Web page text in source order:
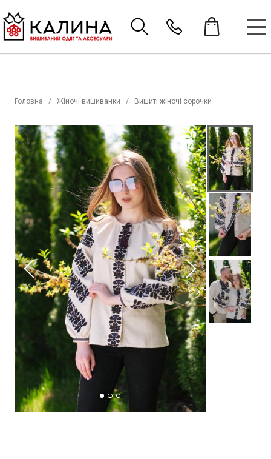
Головна Жіночі вишиванки Вишиті жіночі сорочки